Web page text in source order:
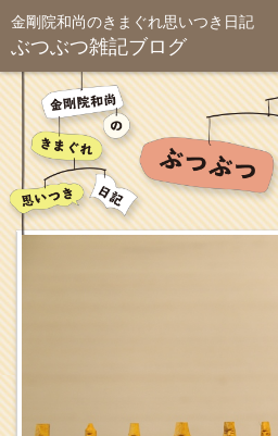
金剛院和尚のきまぐれ思いつき日記
ぶつぶつ雑記ブログ